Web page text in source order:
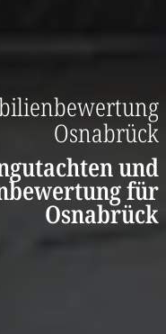
Osnabrück
und
für
Osnabrück